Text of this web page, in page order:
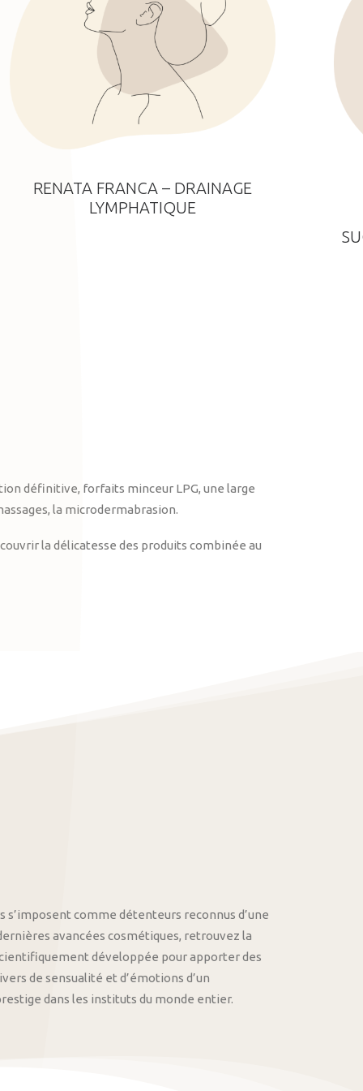
RENATA FRANCA – DRAINAGE
LYMPHATIQUE
définitive, forfaits minceur LPG, une large
la microdermabrasion.
la délicatesse des produits combinée au
s’imposent comme détenteurs reconnus d’une
avancées cosmétiques, retrouvez la
développée pour apporter des
de sensualité et d’émotions d’un
dans les instituts du monde entier.